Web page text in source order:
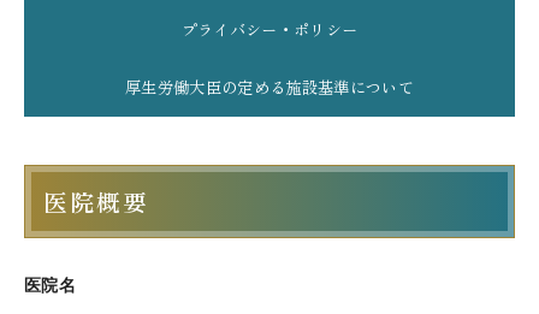
プライバシー・ポリシー
厚生労働大臣の定める施設基準について
医院概要
医院名